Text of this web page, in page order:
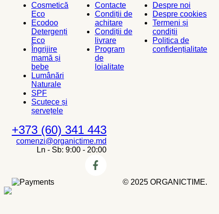
Cosmetică
Eco
Ecodoo
Detergenți
Eco
Îngrijire
mamă și
bebe
Lumânări
Naturale
SPF
Scutece și
șervețele
Contacte
Condiții de
achitare
Condiții de
livrare
Program
de
loialitate
Despre noi
Despre cookies
Termeni și
condiții
Politica de
confidențialitate
+373 (60) 341 443
comenzi@organictime.md
Ln - Sb: 9:00 - 20:00
© 2025 ORGANICTIME.